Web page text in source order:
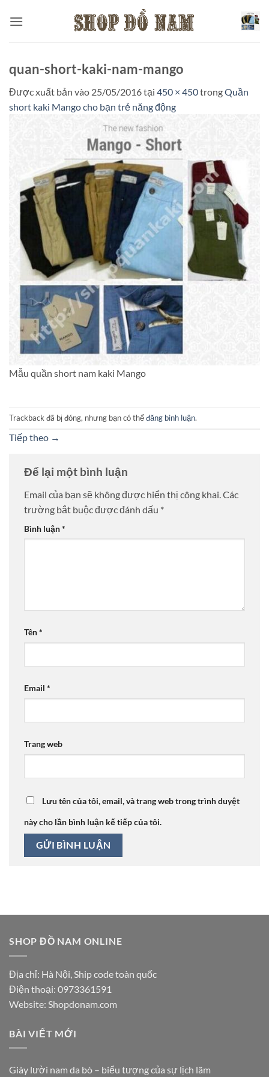
qua
quan-short-kaki-nam-mango
Được xuất bản vào 25/05/2016tại 450 × 450trongQuần
short kaki Mango cho bạn trẻ năng động
Mẫu quần short nam kaki Mango
Trackback đã bị đóng, nhưng bạn có thểđăng bình luận.
Tiếp theo →
Để lại một bình luận
Email của bạn sẽ không được hiển thị công khai. Các
trường bắt buộc được đánh dấu *
Bình luận*
Tên*
Email *
Trang web
Lưu tên của tôi, email, và trang web trong trình duyệt
này cho lần bình luận kế tiếp của tôi.
SHOP ĐỒ NAM ONLINE
Địa chỉ: Hà Nội, Ship code toàn quốc
Điện thoại: 0973361591
Website: Shopdonam.com
BÀI VIẾT MỚI
Giày lười nam da bò – biểu tượng của sự lịch lãm